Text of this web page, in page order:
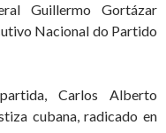
Guillermo Gortázar
Nacional do Partido
Carlos Alberto
cubana, radicado en